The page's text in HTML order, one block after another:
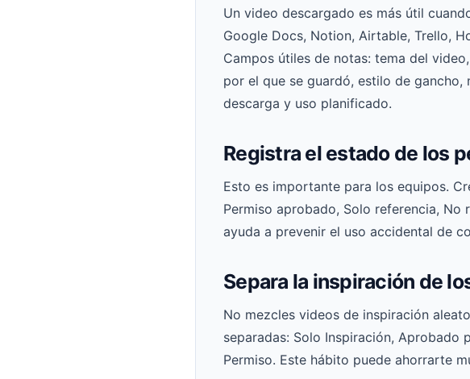
Un video descargado es más útil
Google Docs, Notion, Airtable, Trello,
Campos útiles de notas: tema del
por el que se guardó, estilo de
descarga y uso planificado.
Registra el estado de los
Esto es importante para los equipos.
Permiso aprobado, Solo referencia, No
ayuda a prevenir el uso accidental de
Separa la inspiración de
No mezcles videos de inspiración
separadas: Solo Inspiración, Aprobado
Permiso. Este hábito puede ahorrarte